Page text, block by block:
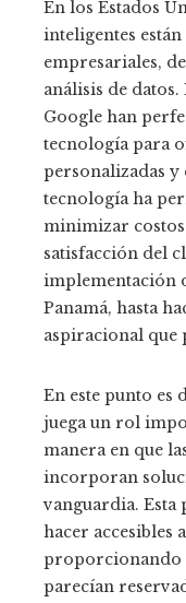
En los Estados
inteligentes
empresariales,
análisis de
Google han
tecnología para
personalizadas y
tecnología ha
minimizar
satisfacción del
implementación
Panamá, hasta
aspiracional que
En este punto es
juega un rol
manera en que
incorporan
vanguardia. Esta
hacer accesibles
proporcionando
parecían